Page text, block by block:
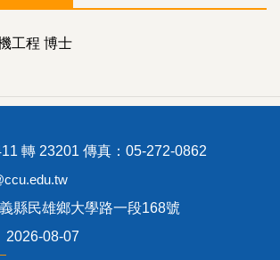
工程 博士
轉 23201 傳真：05-272-0862
縣民雄鄉大學路一段168號
2026-08-07